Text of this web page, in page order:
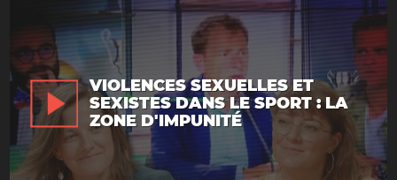
VIOLENCES SEXUELLES ET
SEXISTES DANS LE SPORT : LA
ZONE D'IMPUNITÉ